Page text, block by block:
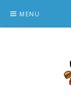
content
MENU